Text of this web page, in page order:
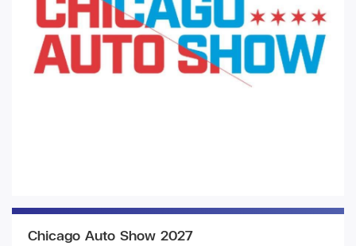
Chicago Auto Show 2027